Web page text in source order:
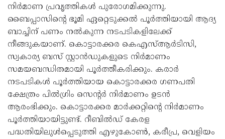
നിർമാണ പ്രവൃത്തികൾ പുരോഗമിക്കുന്നു.
ബൈപ്പാസിന്റെ ഭൂമി ഏറ്റെടുക്കൽ പൂർത്തിയായി ആദ്യ
ബാച്ചിന് പണം നൽകുന്ന നടപടികളിലേക്ക്
നീങ്ങുകയാണ്. കൊട്ടാരക്കര കെഎസ്ആർടിസി,
സ്വകാര്യ ബസ് സ്റ്റാൻഡുകളുടെ നിർമാണം
സമയബന്ധിതമായി പൂർത്തീകരിക്കും. കരാർ
നടപടികൾ പൂർത്തിയായ കൊട്ടാരക്കര ഗണപതി
ക്ഷേത്രം പിൽഗ്രിം സെന്റർ നിർമാണം ഉടൻ
ആരംഭിക്കും. കൊട്ടാരക്കര മാർക്കറ്റിന്റെ നിർമാണം
പൂർത്തിയായിട്ടുണ്ട്. റീബിൽഡ് കേരള
പദ്ധതിയിലുൾപ്പെടുത്തി എഴുകോൺ, കരീപ്ര, വെളിയം